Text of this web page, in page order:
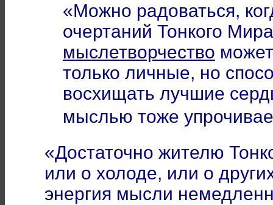
«Можно радоваться,
очертаний Тонкого
мыслетворчество
только личные, но
восхищать лучшие
мыслью тоже
«Достаточно жителю
или о холоде, или о
энергия мысли